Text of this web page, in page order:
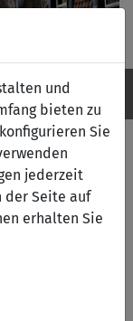
und
bieten zu
Sie
jederzeit
der Seite auf
erhalten Sie
Service-
Sie online